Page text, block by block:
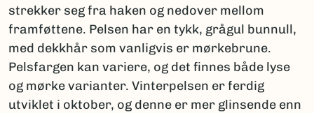
strekker seg fra haken og nedover mellom
framføttene. Pelsen har en tykk, grågul bunnull,
med dekkhår som vanligvis er mørkebrune.
Pelsfargen kan variere, og det finnes både lyse
og mørke varianter. Vinterpelsen er ferdig
utviklet i oktober, og denne er mer glinsende enn